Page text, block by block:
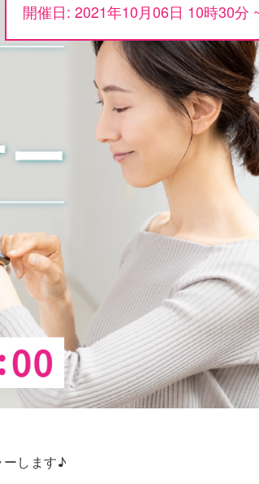
開催日: 2021年10月06日 10時30分
ーします♪